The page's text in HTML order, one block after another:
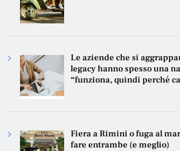
Le aziende che si
legacy hanno spesso una
“funziona, quindi perché
Fiera a Rimini o fuga al
fare entrambe (e meglio)